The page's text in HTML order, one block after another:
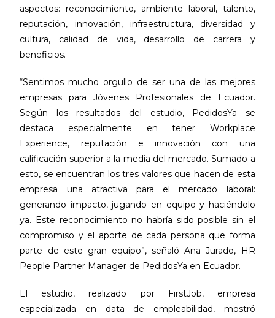
aspectos: reconocimiento, ambiente laboral, talento,
reputación, innovación, infraestructura, diversidad y
cultura, calidad de vida, desarrollo de carrera y
beneficios.
“Sentimos mucho orgullo de ser una de las mejores
empresas para Jóvenes Profesionales de Ecuador.
Según los resultados del estudio, PedidosYa se
destaca especialmente en tener Workplace
Experience, reputación e innovación con una
calificación superior a la media del mercado. Sumado a
esto, se encuentran los tres valores que hacen de esta
empresa una atractiva para el mercado laboral:
generando impacto, jugando en equipo y haciéndolo
ya. Este reconocimiento no habría sido posible sin el
compromiso y el aporte de cada persona que forma
parte de este gran equipo”, señaló Ana Jurado, HR
People Partner Manager de PedidosYa en Ecuador.
El estudio, realizado por FirstJob, empresa
especializada en data de empleabilidad, mostró